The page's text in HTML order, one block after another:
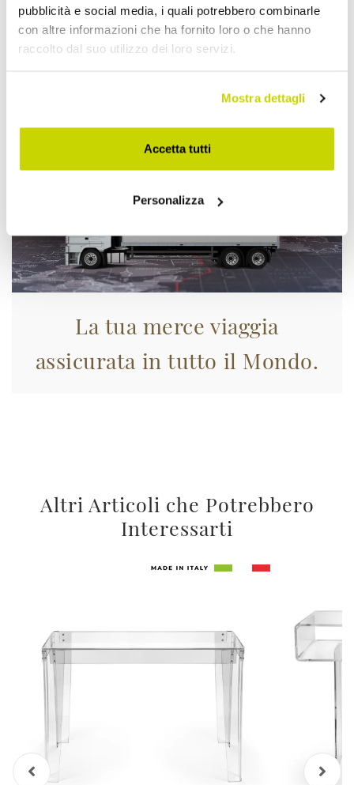
pubblicità e social media, i quali potrebbero combinarle
con altre informazioni che ha fornito loro o che hanno
raccolto dal suo utilizzo dei loro servizi.
Mostra dettagli
Accetta tutti
Personalizza
La tua merce viaggia
assicurata in tutto il Mondo.
Altri Articoli che Potrebbero
Interessarti